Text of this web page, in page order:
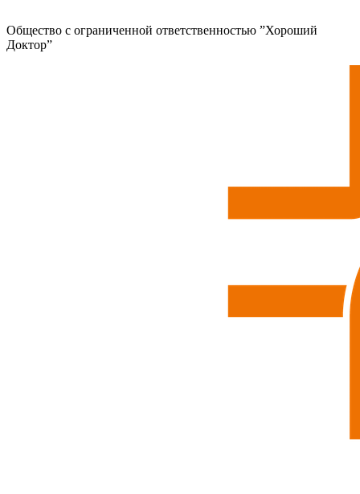
Общество с ограниченной ответственностью ”Хороший
Доктор”